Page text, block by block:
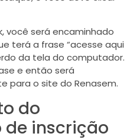
você será encaminhado
terá a frase “acesse aqui
da tela do computador.
e então será
para o site do Renasem.
do
inscrição